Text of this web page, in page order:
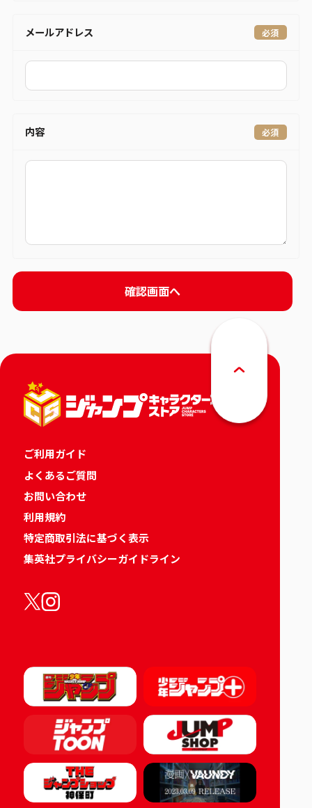
メールアドレス
内容
ご利用ガイド
よくあるご質問
お問い合わせ
利用規約
特定商取引法に基づく表示
集英社プライバシーガイドライン